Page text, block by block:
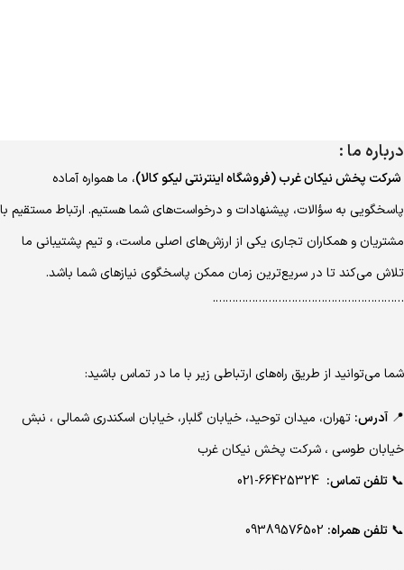
درباره ما :
شرکت پخش نیکان غرب (فروشگاه اینترنتی لیکو کالا)، ما همواره آماده
پاسخگویی به سؤالات، پیشنهادات و درخواست‌های شما هستیم. ارتباط مستقیم با
مشتریان و همکاران تجاری یکی از ارزش‌های اصلی ماست، و تیم پشتیبانی ما
تلاش می‌کند تا در سریع‌ترین زمان ممکن پاسخگوی نیازهای شما باشد.
………………………………………………….
شما می‌توانید از طریق راه‌های ارتباطی زیر با ما در تماس باشید:
📍 آدرس: تهران، میدان توحید، خیابان گلبار، خیابان اسکندری شمالی ، نبش
خیابان طوسی ، شرکت پخش نیکان غرب
📞 تلفن تماس:
📞 تلفن همراه: